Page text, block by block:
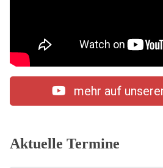
mehr auf
Aktuelle Termine